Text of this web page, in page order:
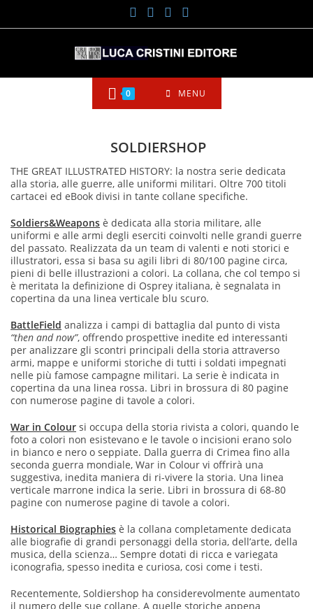
contenuto
0 MENU
SOLDIERSHOP
THE GREAT ILLUSTRATED HISTORY: la nostra serie dedicata
alla storia, alle guerre, alle uniformi militari. Oltre 700 titoli
cartacei ed eBook divisi in tante collane specifiche.
Soldiers&Weapons è dedicata alla storia militare, alle
uniformi e alle armi degli eserciti coinvolti nelle grandi guerre
del passato. Realizzata da un team di valenti e noti storici e
illustratori, essa si basa su agili libri di 80/100 pagine circa,
pieni di belle illustrazioni a colori. La collana, che col tempo si
è meritata la definizione di Osprey italiana, è segnalata in
copertina da una linea verticale blu scuro.
BattleField analizza i campi di battaglia dal punto di vista
“then and now”, offrendo prospettive inedite ed interessanti
per analizzare gli scontri principali della storia attraverso
armi, mappe e uniformi storiche di tutti i soldati impegnati
nelle più famose campagne militari. La serie è indicata in
copertina da una linea rossa. Libri in brossura di 80 pagine
con numerose pagine di tavole a colori.
War in Colour si occupa della storia rivista a colori, quando le
foto a colori non esistevano e le tavole o incisioni erano solo
in bianco e nero o seppiate. Dalla guerra di Crimea fino alla
seconda guerra mondiale, War in Colour vi offrirà una
suggestiva, inedita maniera di ri-vivere la storia. Una linea
verticale marrone indica la serie. Libri in brossura di 68-80
pagine con numerose pagine di tavole a colori.
Historical Biographies è la collana completamente dedicata
alle biografie di grandi personaggi della storia, dell’arte, della
musica, della scienza… Sempre dotati di ricca e variegata
iconografia, spesso inedita e curiosa, cosi come i testi.
Recentemente, Soldiershop ha considerevolmente aumentato
il numero delle sue collane. A quelle storiche appena